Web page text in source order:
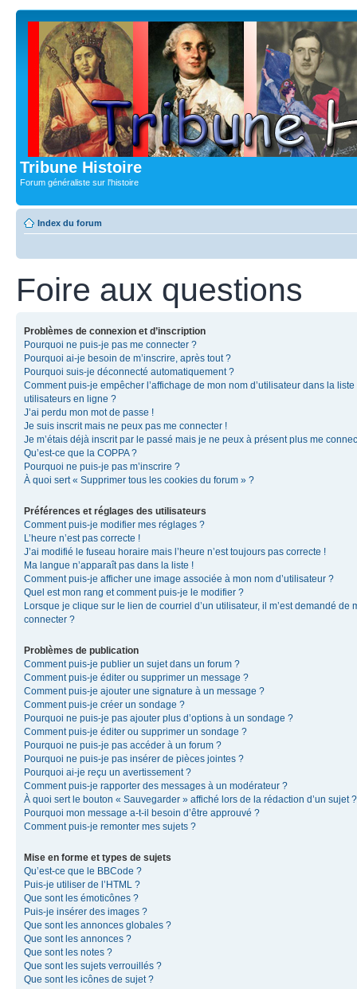
Tribune Histoire
Forum généraliste sur l'histoire
Index du forum
Foire aux questions
Problèmes de connexion et d’inscription
Pourquoi ne puis-je pas me connecter ?
Pourquoi ai-je besoin de m’inscrire, après tout ?
Pourquoi suis-je déconnecté automatiquement ?
Comment puis-je empêcher l’affichage de mon nom d’utilisateur dans la liste
utilisateurs en ligne ?
J’ai perdu mon mot de passe !
Je suis inscrit mais ne peux pas me connecter !
Je m’étais déjà inscrit par le passé mais je ne peux à présent plus me
Qu’est-ce que la COPPA ?
Pourquoi ne puis-je pas m’inscrire ?
À quoi sert « Supprimer tous les cookies du forum » ?
Préférences et réglages des utilisateurs
Comment puis-je modifier mes réglages ?
L’heure n’est pas correcte !
J’ai modifié le fuseau horaire mais l’heure n’est toujours pas correcte !
Ma langue n’apparaît pas dans la liste !
Comment puis-je afficher une image associée à mon nom d’utilisateur ?
Quel est mon rang et comment puis-je le modifier ?
Lorsque je clique sur le lien de courriel d’un utilisateur, il m’est demandé de
connecter ?
Problèmes de publication
Comment puis-je publier un sujet dans un forum ?
Comment puis-je éditer ou supprimer un message ?
Comment puis-je ajouter une signature à un message ?
Comment puis-je créer un sondage ?
Pourquoi ne puis-je pas ajouter plus d’options à un sondage ?
Comment puis-je éditer ou supprimer un sondage ?
Pourquoi ne puis-je pas accéder à un forum ?
Pourquoi ne puis-je pas insérer de pièces jointes ?
Pourquoi ai-je reçu un avertissement ?
Comment puis-je rapporter des messages à un modérateur ?
À quoi sert le bouton « Sauvegarder » affiché lors de la rédaction d’un sujet ?
Pourquoi mon message a-t-il besoin d’être approuvé ?
Comment puis-je remonter mes sujets ?
Mise en forme et types de sujets
Qu’est-ce que le BBCode ?
Puis-je utiliser de l’HTML ?
Que sont les émoticônes ?
Puis-je insérer des images ?
Que sont les annonces globales ?
Que sont les annonces ?
Que sont les notes ?
Que sont les sujets verrouillés ?
Que sont les icônes de sujet ?